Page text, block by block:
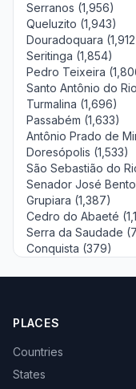
Serranos (1,956)
Queluzito (1,943)
Douradoquara
Seritinga (1,854)
Pedro Teixeira
Santo Antônio do
Turmalina (1,696)
Passabém (1,633)
Antônio Prado de
Doresópolis (1,533)
São Sebastião do
Senador José Bento
Grupiara (1,387)
Cedro do Abaeté
Serra da Saudade
Conquista (379)
PLACES
Countries
States